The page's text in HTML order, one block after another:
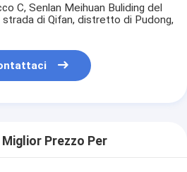
C, Senlan Meihuan Buliding del
di Qifan, distretto di Pudong,
Prezzo Per